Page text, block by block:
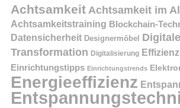
Achtsamkeit Achtsamkeit im
Achtsamkeitstraining Blockchain-
Datensicherheit Designermöbel
Digitale
Transformation Digitalisierung
Einrichtungstipps Einrichtungstrends
Energieeffizienz